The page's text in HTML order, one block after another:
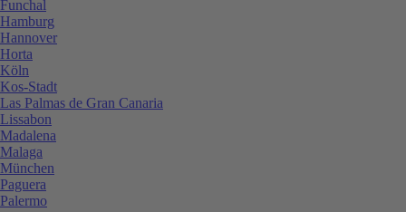
Funchal
Hamburg
Hannover
Horta
Köln
Kos-Stadt
Las Palmas de Gran Canaria
Lissabon
Madalena
Malaga
München
Paguera
Palermo